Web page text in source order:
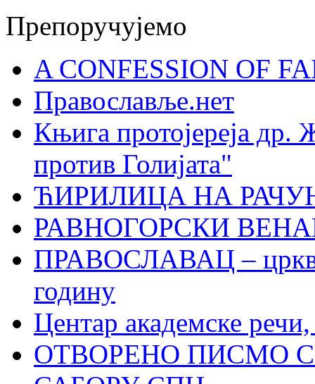
Препоручујемо
A CONFESSION OF
Православље.нет
Књига протојереја др.
против Голијата"
ЋИРИЛИЦА НА
РАВНОГОРСКИ
ПРАВОСЛАВАЦ –
годину
Центар академске
ОТВОРЕНО ПИСМО